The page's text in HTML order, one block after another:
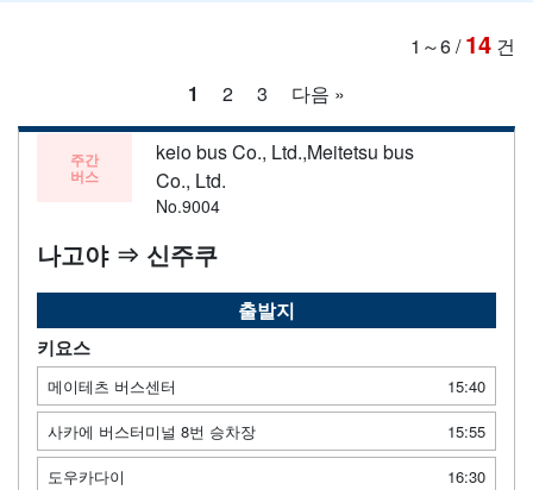
1～6/14 건
1
2 3 다음 »
주간
버스
keio bus Co., Ltd.,Meitetsu bus
Co., Ltd.
No.9004
나고야 ⇒ 신주쿠
출발지
키요스
메이테츠 버스센터
15:40
사카에 버스터미널 8번 승차장
15:55
도우카다이
16:30